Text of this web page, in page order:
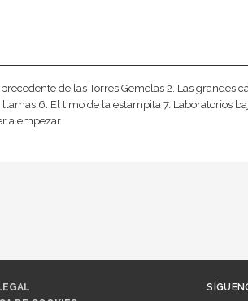
de las Torres Gemelas 2. Las grandes
6. El timo de la estampita 7. Laboratorios
a empezar